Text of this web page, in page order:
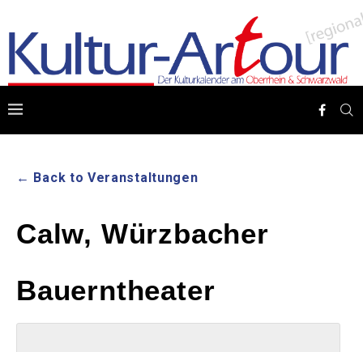
← Back to Veranstaltungen
Calw, Würzbacher
Bauerntheater